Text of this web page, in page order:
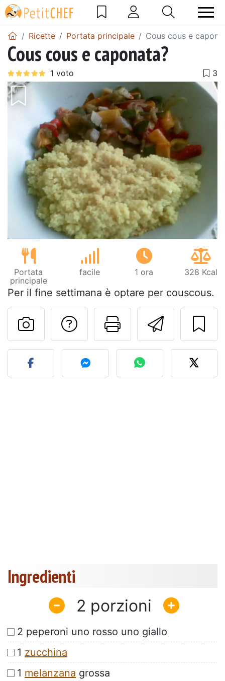
Ricette Portata principale Cous cous e
Cous cous e caponata?
Portata
principale
facile 1 ora 328 Kcal
Per il fine settimana è optare per couscous.
Invia
Stampa la
Contatta l'autore
Pubblica la foto di
Ingredienti
2
2 peperoni uno rosso uno giallo
1 zucchina
1 melanzana grossa